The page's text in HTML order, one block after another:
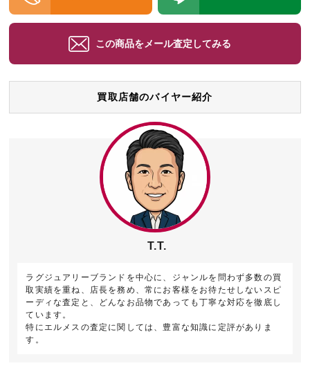
この商品をメール査定してみる
買取店舗のバイヤー紹介
T.T.
ラグジュアリーブランドを中心に、ジャンルを問わず多数の買
取実績を重ね、店長を務め、常にお客様をお待たせしないスピ
ーディな査定と、どんなお品物であっても丁寧な対応を徹底し
ています。
特にエルメスの査定に関しては、豊富な知識に定評がありま
す。